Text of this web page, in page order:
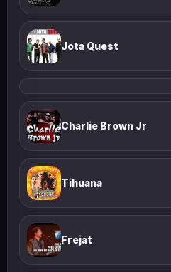
Jota Quest
Charlie Brown Jr
Tihuana
Frejat